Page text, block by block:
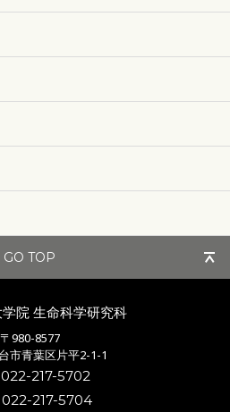
GO TOP
院 生命科学研究科
〒980-8577
市青葉区片平2-1-1
217-5702
022-217-5704